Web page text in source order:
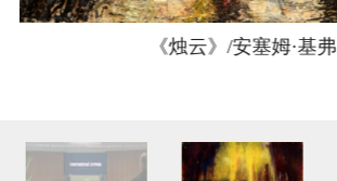
《烛云》/安塞姆·基弗